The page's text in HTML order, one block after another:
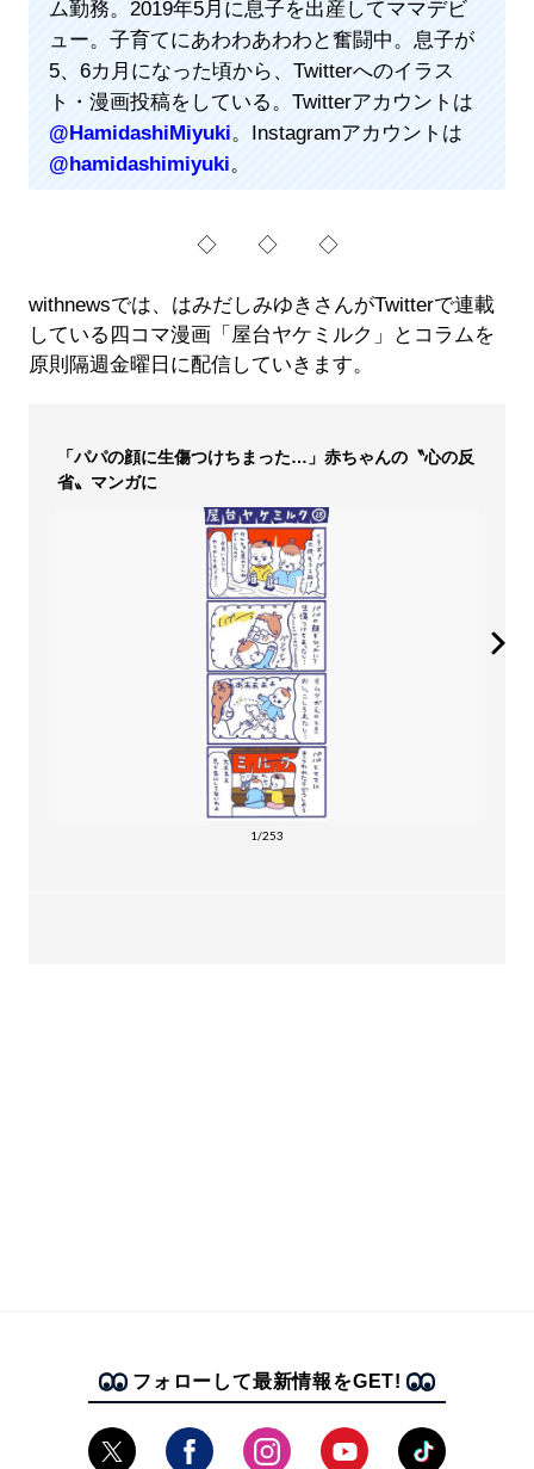
ム勤務。2019年5月に息子を出産してママデビ
ュー。子育てにあわわあわわと奮闘中。息子が
5、6カ月になった頃から、Twitterへのイラス
ト・漫画投稿をしている。Twitterアカウントは
@HamidashiMiyuki。Instagramアカウントは
@hamidashimiyuki。
◇ ◇ ◇
withnewsでは、はみだしみゆきさんがTwitterで連載
している四コマ漫画「屋台ヤケミルク」とコラムを
原則隔週金曜日に配信していきます。
「パパの顔に生傷つけちまった…」赤ちゃんの〝心の反
省〟マンガに
1/253
フォローして最新情報をGET!